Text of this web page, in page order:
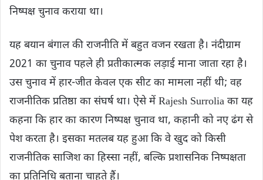
निष्पक्ष चुनाव कराया था।
यह बयान बंगाल की राजनीति में बहुत वजन रखता है। नंदीग्राम
2021 का चुनाव पहले ही प्रतीकात्मक लड़ाई माना जाता रहा है।
उस चुनाव में हार-जीत केवल एक सीट का मामला नहीं थी; वह
राजनीतिक प्रतिष्ठा का संघर्ष था। ऐसे में Rajesh Surrolia का यह
कहना कि हार का कारण निष्पक्ष चुनाव था, कहानी को नए ढंग से
पेश करता है। इसका मतलब यह हुआ कि वे खुद को किसी
राजनीतिक साजिश का हिस्सा नहीं, बल्कि प्रशासनिक निष्पक्षता
का प्रतिनिधि बताना चाहते हैं।